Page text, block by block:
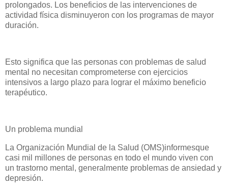
prolongados. Los beneficios de las intervenciones de
actividad física disminuyeron con los programas de mayor
duración.
Esto significa que las personas con problemas de salud
mental no necesitan comprometerse con ejercicios
intensivos a largo plazo para lograr el máximo beneficio
terapéutico.
Un problema mundial
La Organización Mundial de la Salud (OMS)informesque
casi mil millones de personas en todo el mundo viven con
un trastorno mental, generalmente problemas de ansiedad y
depresión.